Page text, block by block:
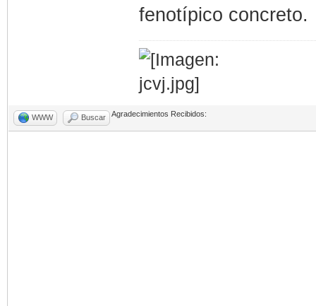
fenotípico concreto.
WWW Buscar Agradecimientos Recibidos: